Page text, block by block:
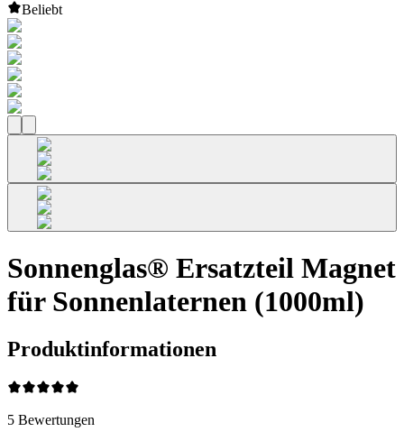
Beliebt
Sonnenglas® Ersatzteil Magnet
für Sonnenlaternen (1000ml)
Produktinformationen
5 Bewertungen